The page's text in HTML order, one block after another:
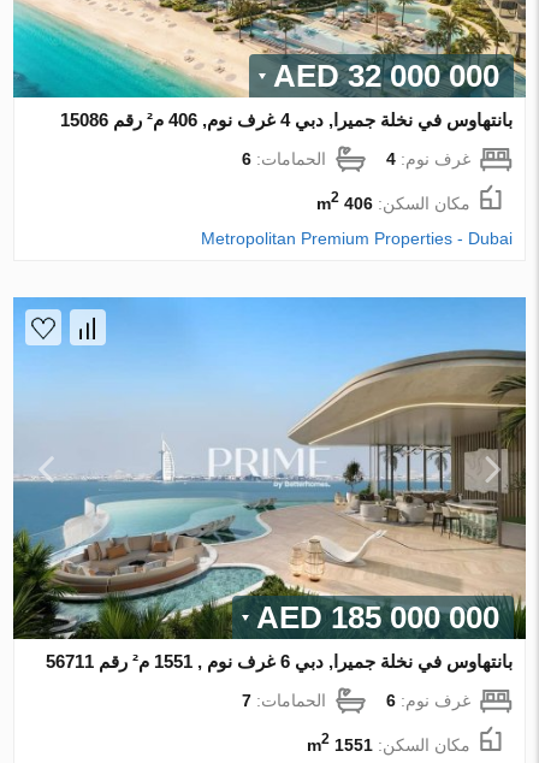
32 000 000 AED
بانتهاوس في نخلة جميرا, دبي 4 غرف نوم, 406 م² رقم 15086
غرف نوم:4 الحمامات:6
مكان السكن:406 m
2
Metropolitan Premium Properties - Dubai
185 000 000 AED
بانتهاوس في نخلة جميرا, دبي 6 غرف نوم , 1551 م² رقم 56711
غرف نوم:6 الحمامات:7
مكان السكن:1551 m
2